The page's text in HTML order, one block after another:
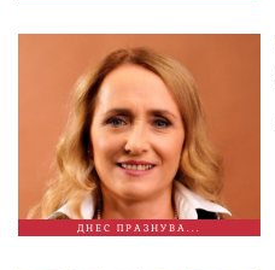
ДНЕС ПРАЗНУВА...